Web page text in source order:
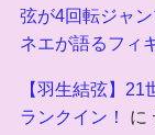
弦が4回転ジャ
ネエが語るフィ
【羽生結弦】
ランクイン！
に